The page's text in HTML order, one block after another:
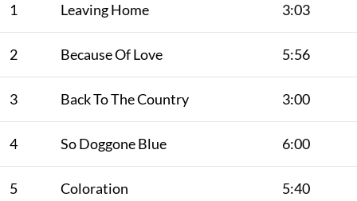
1 Leaving Home 3:03
2 Because Of Love 5:56
3 Back To The Country 3:00
4 So Doggone Blue 6:00
5 Coloration 5:40